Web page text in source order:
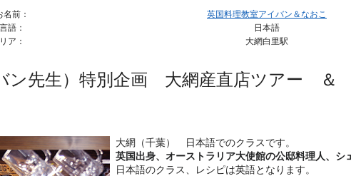
前：
英国料理教室アイバン＆なおこ
語：
日本語
ア：
大網白里駅
ン先生）特別企画 大網産直店ツアー ＆
大網（千葉） 日本語でのクラスです。
英国出身、オーストラリア大使館の公邸料理人、シ
日本語のクラス、レシピは英語となります。